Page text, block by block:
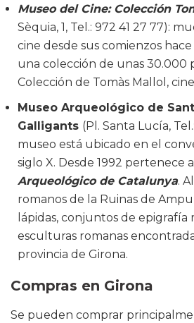
Museo del Cine: Colección
Sèquia, 1, Tel.: 972 41 27 77):
cine desde sus comienzos
una colección de unas 30.000
Colección de Tomàs Mallol,
Museo Arqueológico de
Galligants (Pl. Santa Lucía,
museo está ubicado en el
siglo X. Desde 1992 pertenece al
Arqueológico de Catalunya.
romanos de la Ruinas de
lápidas, conjuntos de epigrafía
esculturas romanas
provincia de Girona.
Compras en Girona
Se pueden comprar